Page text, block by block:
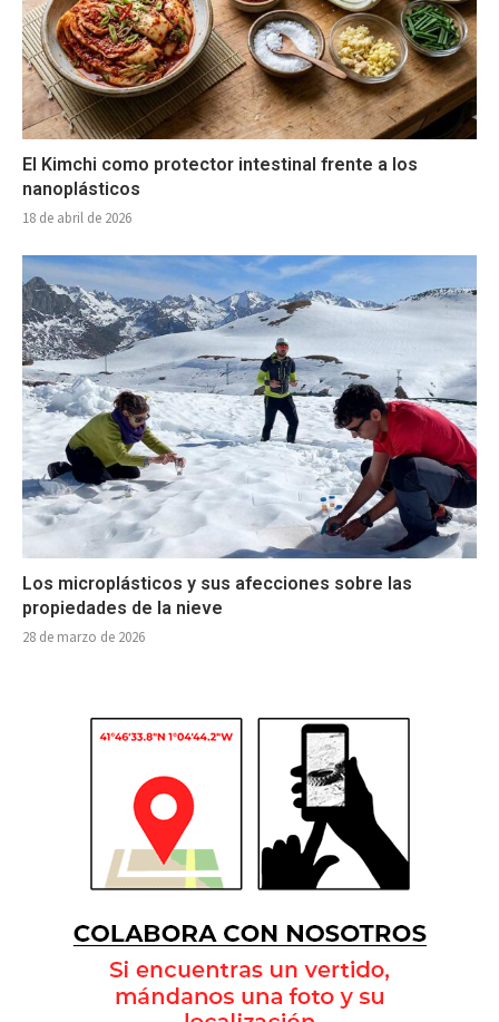
El Kimchi como protector intestinal frente a los
nanoplásticos
18 de abril de 2026
Los microplásticos y sus afecciones sobre las
propiedades de la nieve
28 de marzo de 2026